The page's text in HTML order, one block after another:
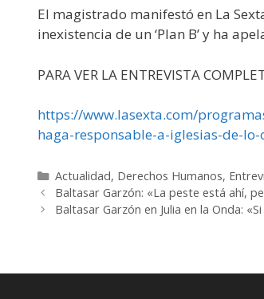
El magistrado manifestó en La
inexistencia de un ‘Plan B’ y ha
PARA VER LA ENTREVISTA
https://www.lasexta.com/
haga-responsable-a-iglesias-de-
Categorías
Actualidad, Derechos Humanos,
Baltasar Garzón: «La peste está ahí,
Baltasar Garzón en Julia en la Onda: